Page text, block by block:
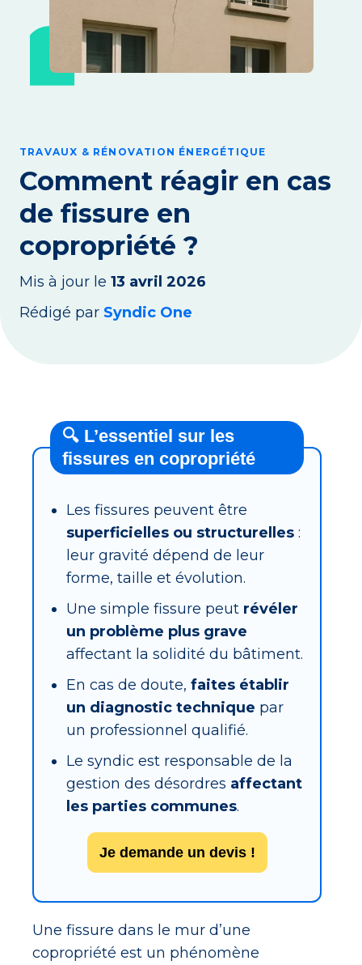
TRAVAUX & RÉNOVATION ÉNERGÉTIQUE
Comment réagir en cas
de fissure en
copropriété ?
Mis à jour le 13 avril 2026
Rédigé par Syndic One
🔍 L’essentiel sur les
fissures en copropriété
Les fissures peuvent être
superficielles ou structurelles :
leur gravité dépend de leur
forme, taille et évolution.
Une simple fissure peut révéler
un problème plus grave
affectant la solidité du bâtiment.
En cas de doute, faites établir
un diagnostic technique par
un professionnel qualifié.
Le syndic est responsable de la
gestion des désordres affectant
les parties communes.
Je demande un devis !
Une fissure dans le mur d’une
copropriété est un phénomène